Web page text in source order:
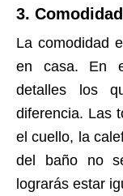
3. Comodidad
La comodidad
en casa. En
detalles los
diferencia. Las
el cuello, la
del baño no
lograrás estar